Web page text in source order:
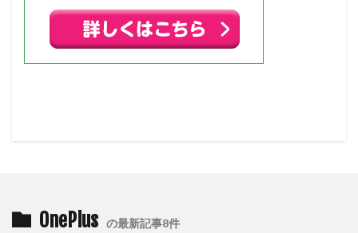
OnePlus の最新記事8件